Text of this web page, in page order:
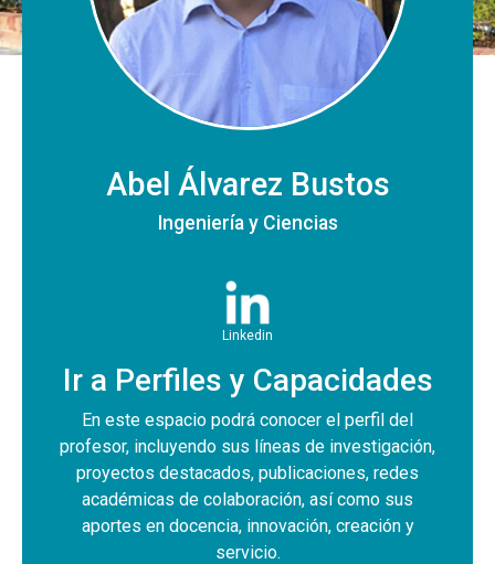
Abel Álvarez Bustos
Ingeniería y Ciencias
Linkedin
Ir a Perfiles y Capacidades
En este espacio podrá conocer el perfil del
profesor, incluyendo sus líneas de investigación,
proyectos destacados, publicaciones, redes
académicas de colaboración, así como sus
aportes en docencia, innovación, creación y
servicio.